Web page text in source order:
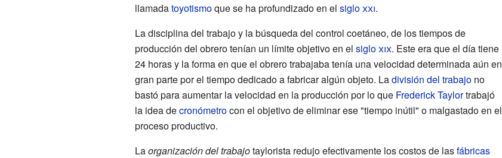
llamadatoyotismoque se ha profundizado en el sigloxxi.
La disciplina del trabajo y la búsqueda del control coetáneo, de los tiempos de
producción del obrero tenían un límite objetivo en el sigloxix. Este era que el día tiene
24 horas y la forma en que el obrero trabajaba tenía una velocidad determinada aún en
gran parte por el tiempo dedicado a fabricar algún objeto. Ladivisión del trabajono
bastó para aumentar la velocidad en la producción por lo que Frederick Taylortrabajó
la idea decronómetrocon el objetivo de eliminar ese "tiempo inútil" o malgastado en el
proceso productivo.
Laorganización del trabajotaylorista redujo efectivamente los costos de lasfábricas